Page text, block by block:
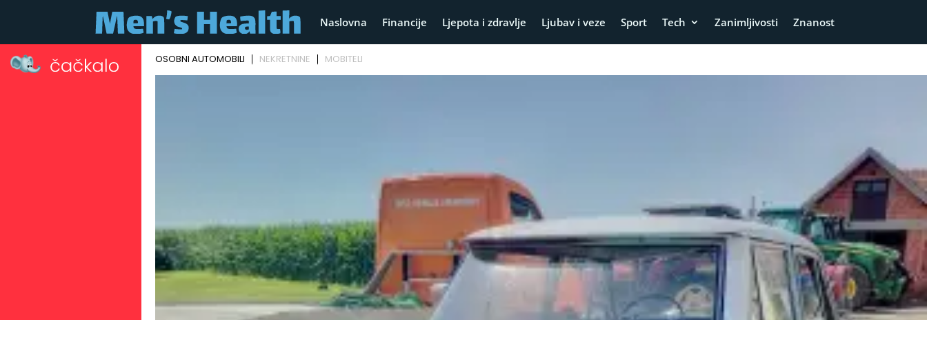
Naslovna Financije Ljepota i zdravlje Ljubav i veze Sport Tech Zanimljivosti Znanost